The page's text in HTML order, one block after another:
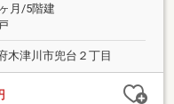
月/5階建
木津川市兜台２丁目